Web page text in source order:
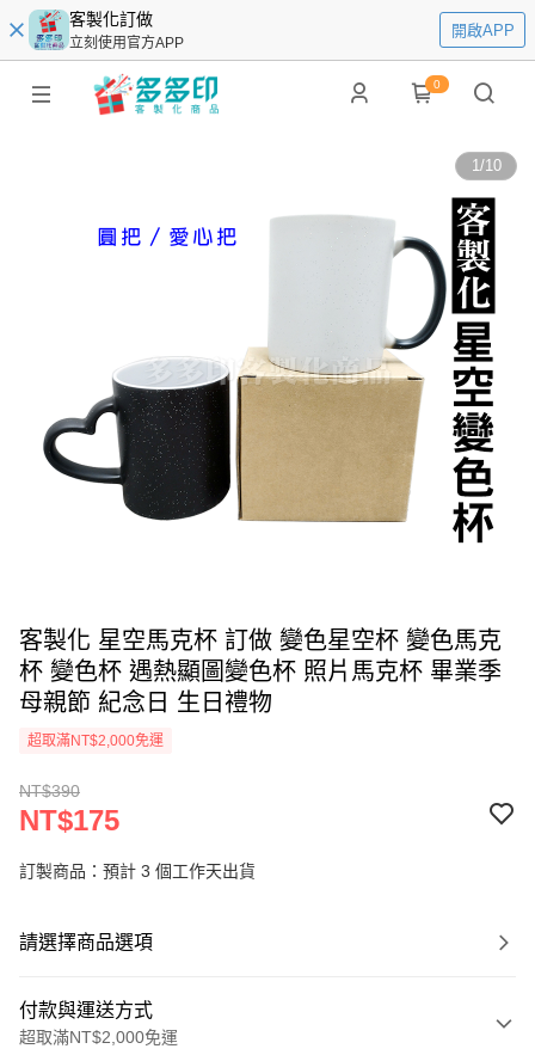
客製化訂做
立刻使用官方APP
開啟APP
0
1/10
客製化 星空馬克杯 訂做 變色星空杯 變色馬克
杯 變色杯 遇熱顯圖變色杯 照片馬克杯 畢業季
母親節 紀念日 生日禮物
超取滿NT$2,000免運
NT$390
NT$175
訂製商品：預計 3 個工作天出貨
請選擇商品選項
付款與運送方式
超取滿NT$2,000免運